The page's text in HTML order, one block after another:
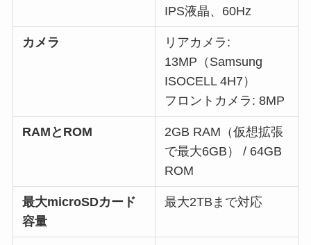
IPS液晶、60Hz
カメラ
リアカメラ:
13MP（Samsung
ISOCELL 4H7）
フロントカメラ: 8MP
RAMとROM
2GB RAM（仮想拡張
で最大6GB） / 64GB
ROM
最大microSDカード
容量
最大2TBまで対応